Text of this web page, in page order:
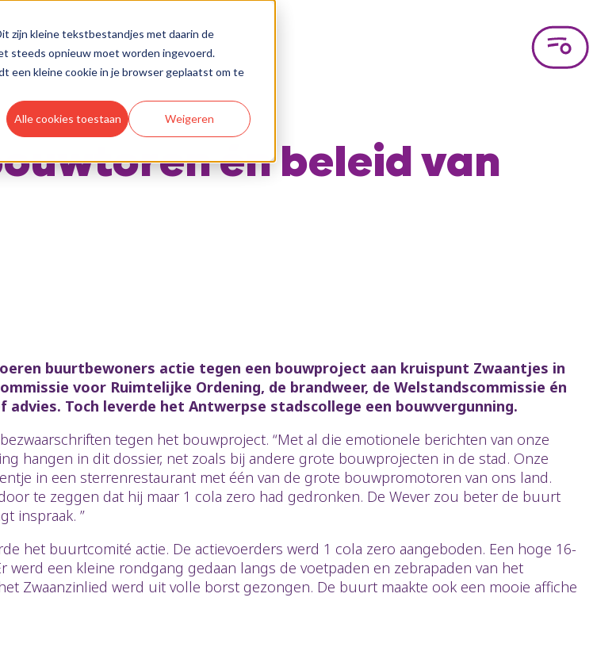
zijn kleine tekstbestandjes met daarin de
steeds opnieuw moet worden ingevoerd.
een kleine cookie in je browser geplaatst om te
Alle cookies toestaan Weigeren
én beleid van
buurtbewoners actie tegen een bouwproject aan kruispunt Zwaantjes in
voor Ruimtelijke Ordening, de brandweer, de Welstandscommissie én
Toch leverde het Antwerpse stadscollege een bouwvergunning.
tegen het bouwproject. “Met al die emotionele berichten van onze
hangen in dit dossier, net zoals bij andere grote bouwprojecten in de stad. Onze
in een sterrenrestaurant met één van de grote bouwpromotoren van ons land.
te zeggen dat hij maar 1 cola zero had gedronken. De Wever zou beter de buurt
inspraak. ”
het buurtcomité actie. De actievoerders werd 1 cola zero aangeboden. Een hoge 16-
een kleine rondgang gedaan langs de voetpaden en zebrapaden van het
Zwaanzinlied werd uit volle borst gezongen. De buurt maakte ook een mooie affiche